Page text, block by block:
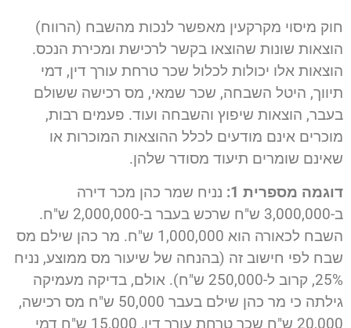
חוק מיסוי מקרקעין מאפשר לנכות מהשבח (הרווח)
הוצאות שונות שהוצאו בקשר לרכישת ומכירת הנכס.
הוצאות אלו יכולות לכלול שכר טרחת עורך דין, דמי
תיווך, היטל השבחה, שכר שמאי, מס רכישה ששולם
בעבר, הוצאות שיפוץ והשבחה ועוד. פעמים רבות,
מוכרים אינם מודעים לכלל ההוצאות המוכרות או
שאינם שומרים תיעוד מסודר שלהן.
דוגמה מספרית 1:
נניח שמר כהן מכר דירה
ב-3,000,000 ש"ח שרכש בעבר ב-2,000,000 ש"ח.
השבח לכאורה הוא 1,000,000 ש"ח. מר כהן שילם מס
שבח לפי חישוב זה (בהנחה של שיעור מס ממוצע, נניח
25%, קרוב ל-250,000 ש"ח). אולם, בדיקה מעמיקה
גילתה כי מר כהן שילם בעבר 50,000 ש"ח מס רכישה,
20,000 ש"ח שכר טרחת עורך דין, 15,000 ש"ח דמי